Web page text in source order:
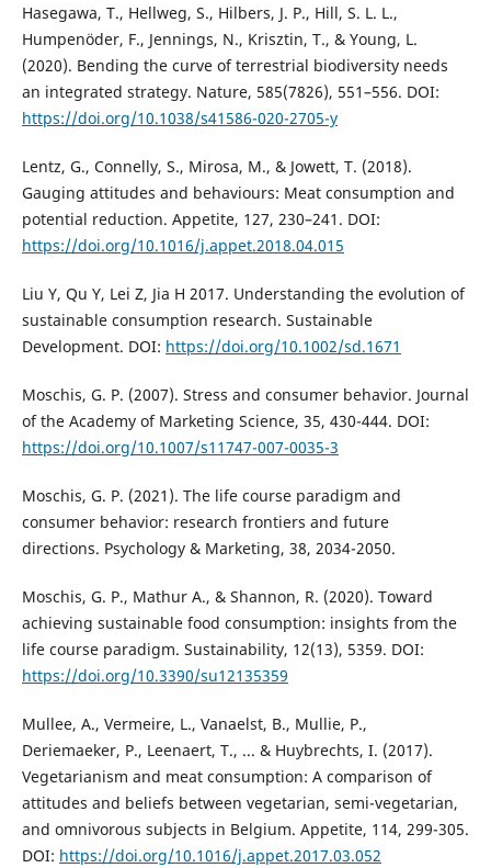
Hasegawa, T., Hellweg, S., Hilbers, J. P., Hill, S. L. L.,
Humpenöder, F., Jennings, N., Krisztin, T., & Young, L.
(2020). Bending the curve of terrestrial biodiversity needs
an integrated strategy. Nature, 585(7826), 551–556. DOI:
https://doi.org/10.1038/s41586-020-2705-y
Lentz, G., Connelly, S., Mirosa, M., & Jowett, T. (2018).
Gauging attitudes and behaviours: Meat consumption and
potential reduction. Appetite, 127, 230–241. DOI:
https://doi.org/10.1016/j.appet.2018.04.015
Liu Y, Qu Y, Lei Z, Jia H 2017. Understanding the evolution of
sustainable consumption research. Sustainable
Development. DOI: https://doi.org/10.1002/sd.1671
Moschis, G. P. (2007). Stress and consumer behavior. Journal
of the Academy of Marketing Science, 35, 430-444. DOI:
https://doi.org/10.1007/s11747-007-0035-3
Moschis, G. P. (2021). The life course paradigm and
consumer behavior: research frontiers and future
directions. Psychology & Marketing, 38, 2034-2050.
Moschis, G. P., Mathur A., & Shannon, R. (2020). Toward
achieving sustainable food consumption: insights from the
life course paradigm. Sustainability, 12(13), 5359. DOI:
https://doi.org/10.3390/su12135359
Mullee, A., Vermeire, L., Vanaelst, B., Mullie, P.,
Deriemaeker, P., Leenaert, T., ... & Huybrechts, I. (2017).
Vegetarianism and meat consumption: A comparison of
attitudes and beliefs between vegetarian, semi-vegetarian,
and omnivorous subjects in Belgium. Appetite, 114, 299-305.
DOI: https://doi.org/10.1016/j.appet.2017.03.052